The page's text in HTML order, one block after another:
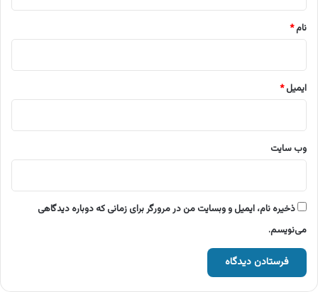
نام*
ایمیل*
وب‌ سایت
ذخیره نام، ایمیل و وبسایت من در مرورگر برای زمانی که دوباره دیدگاهی
می‌نویسم.